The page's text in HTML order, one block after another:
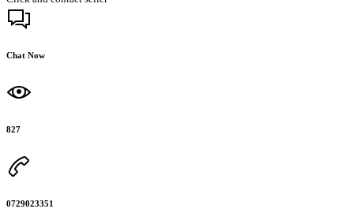
Chat Now
827
0729023351